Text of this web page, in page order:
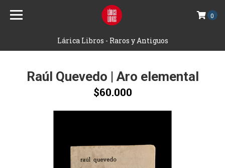
Lárica Libros - Raros y Antiguos
0
Raúl Quevedo | Aro elemental
$60.000